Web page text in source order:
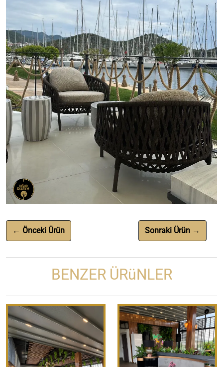
← Önceki Ürün Sonraki Ürün →
BENZER ÜRüNLER